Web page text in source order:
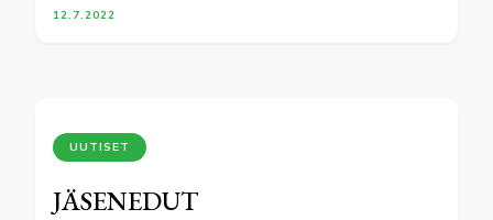
12.7.2022
UUTISET
JÄSENEDUT